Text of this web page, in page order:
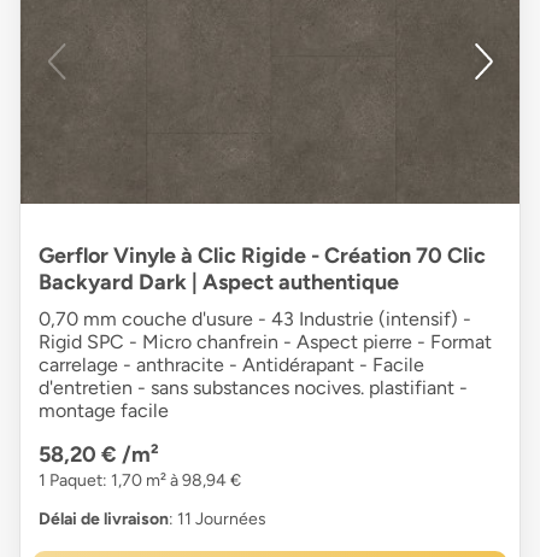
Gerflor Vinyle à Clic Rigide - Création 70 Clic
Backyard Dark | Aspect authentique
0,70 mm couche d'usure - 43 Industrie (intensif) -
Rigid SPC - Micro chanfrein - Aspect pierre - Format
carrelage - anthracite - Antidérapant - Facile
d'entretien - sans substances nocives. plastifiant -
montage facile
58,20 € /m²
1 Paquet: 1,70 m² à 98,94 €
Délai de livraison: 11 Journées